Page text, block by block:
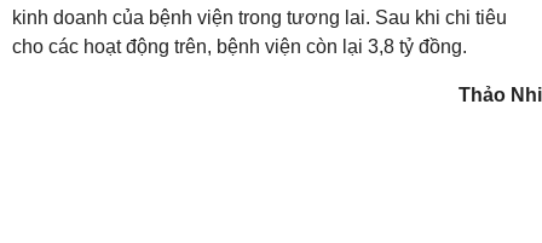
kinh doanh của bệnh viện trong tương lai. Sau khi chi tiêu
cho các hoạt động trên, bệnh viện còn lại 3,8 tỷ đồng.
Thảo Nhi